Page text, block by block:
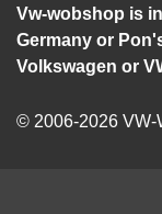
Vw-wobshop is
Germany or
Volkswagen or
© 2006-2026 VW-